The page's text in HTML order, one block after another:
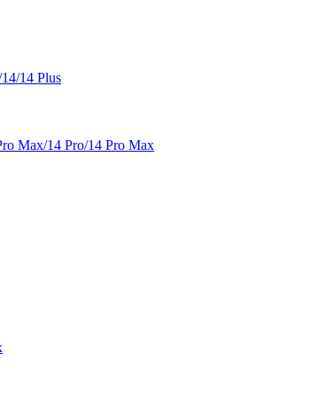
14 Plus
Max/14 Pro/14 Pro Max